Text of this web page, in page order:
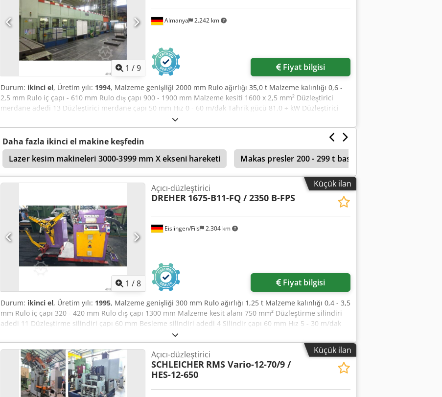
1 /9
Almanya 2.242 km
Fiyat bilgisi
Durum: ikinci el, Üretim yılı: 1994, Malzeme genişliği 2000 mm Rulo ağırlığı 35,0 t Malzeme kalınlığı 0,6 -
2,5 mm Rulo iç çapı - 610 mm Rulo dış çapı 900 - 1900 mm Malzeme kesiti 1600 x 2,5 mm² Düzleştirici
merdane adedi 13 Düzleştirici merdane çapı 50 mm Hız 0 - 60 m/dak Tahrik gücü 81,0 + kW Düzleştirici
makine ağırlığı 14,5 t Bant hattı aşağıdakilerden oluşmaktadır: - Schleicher marka açıcı makara, Tip HE 355
- 2100 yardımcı tahrikli, baskı tertibatlı, hareketli - Rulo yükleme sehpası - Schleicher marka çekme
tertibatı - Kafa makası - Schnutz marka düzleştirici makine, Tip RME 18/50/13-2000 TZ kademesiz
ayarlanabilir tahrikli, 30 ara merdane, 117 destek merdanesi Chsdpfszrpu Eex Akkea - Loop köprüsü -
Schleicher marka merdane besleyici, Tip WV-SYS-A 160-2000
Daha fazla ikinci el makine keşfedin
Lazer kesim makineleri 3000-3999 mm X ekseni hareketi
Makas presler 200 - 299 t basınç
Küçük ilan
1 /8
Eislingen/Fils 2.304 km
Açıcı-düzleştirici
DREHER 1675-B11-FQ / 2350 B-FPS
Fiyat bilgisi
Durum: ikinci el, Üretim yılı: 1995, Malzeme genişliği 300 mm Rulo ağırlığı 1,25 t Malzeme kalınlığı 0,4 - 3,5
mm Rulo iç çapı 320 - 420 mm Rulo dış çapı 1300 mm Malzeme kesit alanı 750 mm² Düzleştirme silindiri
adedi 11 Düzleştirme silindiri çapı 60 mm Besleme silindiri adedi 4 Silindir çapı 60 mm Hız 5 - 30 m/dak
Tahrik gücü 5,0 kW Ağırlık 1,4 t Chjdpfxjzrpu Ss Akkoa Alan ihtiyacı (GxDxY) 3,3 x 1,85 x 1,7 m Düzleştirme
makinesi (Tip 1675-B11-FQ) Kademesiz ayarlanabilir tahrik, tahrikli düzleştirme silindirleri, manuel ayrı
ayrı ayarlanabilen silindir yatağı, merkezi ayarlanabilir bant genişliği, çıkış rulo sepeti Tekli rulo açıcı (Tip
2350 B-FPS) tahriksiz, PNÖMATİK takip freni, hidrolik merkezi genleşme, pnömatik baskı cihazı Bant
halkası kontrolü sensör ile
Küçük ilan
Açıcı-düzleştirici
SCHLEICHER RMS Vario-12-70/9 /
HES-12-650